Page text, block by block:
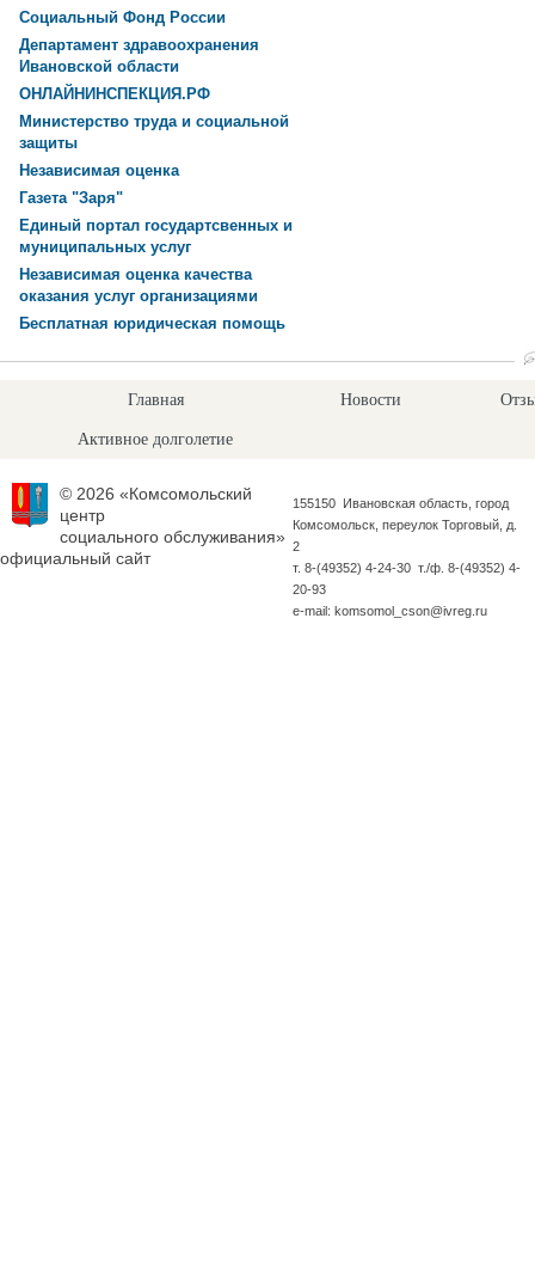
Социальный Фонд России
Департамент здравоохранения
Ивановской области
ОНЛАЙНИНСПЕКЦИЯ.РФ
Министерство труда и социальной
защиты
Независимая оценка
Газета "Заря"
Единый портал государтсвенных и
муниципальных услуг
Независимая оценка качества
оказания услуг организациями
Бесплатная юридическая помощь
Главная Новости
Активное долголетие
© 2026 «Комсомольский
центр
социального обслуживания»
официальный сайт
155150 Ивановская область, город
Комсомольск, переулок Торговый, д.
2
т. 8-(49352) 4-24-30 т./ф. 8-(49352) 4-
20-93
e-mail: komsomol_cson@ivreg.ru